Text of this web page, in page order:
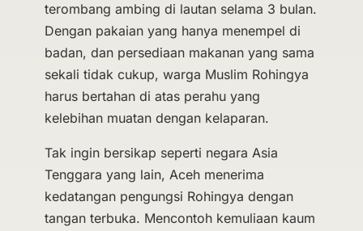
terombang ambing di lautan selama 3 bulan.
Dengan pakaian yang hanya menempel di
badan, dan persediaan makanan yang sama
sekali tidak cukup, warga Muslim Rohingya
harus bertahan di atas perahu yang
kelebihan muatan dengan kelaparan.
Tak ingin bersikap seperti negara Asia
Tenggara yang lain, Aceh menerima
kedatangan pengungsi Rohingya dengan
tangan terbuka. Mencontoh kemuliaan kaum